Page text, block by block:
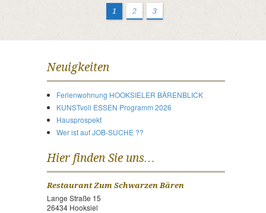
1 2 3
Neuigkeiten
Ferienwohnung HOOKSIELER BÄRENBLICK
KUNSTvoll ESSEN Programm 2026
Hausprospekt
Wer ist auf JOB-SUCHE ??
Hier finden Sie uns…
Restaurant Zum Schwarzen Bären
Lange Straße 15
26434 Hooksiel